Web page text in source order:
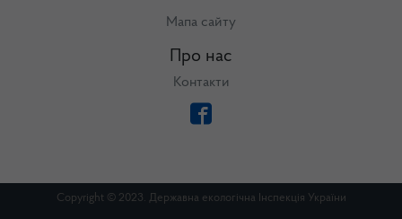
Мапа сайту
Про нас
Контакти
Copyright © 2023. Державна екологічна Інспекція України